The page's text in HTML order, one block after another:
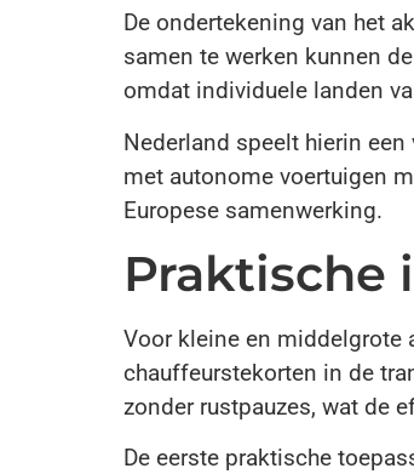
De ondertekening van het
samen te werken kunnen
omdat individuele landen
Nederland speelt hierin
met autonome voertuigen
Europese samenwerking.
Praktische
Voor kleine en middelgrote
chauffeurstekorten in de
zonder rustpauzes, wat de
De eerste praktische